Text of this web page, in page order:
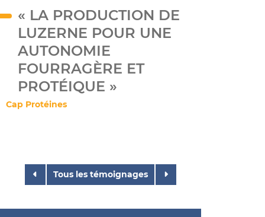
« LA PRODUCTION DE
LUZERNE POUR UNE
AUTONOMIE
FOURRAGÈRE ET
PROTÉIQUE »
Cap Protéines
Tous les témoignages